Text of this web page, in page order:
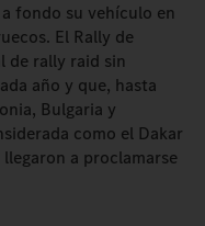
fondo su vehículo en
El Rally de
de rally raid sin
año y que, hasta
Bulgaria y
como el Dakar
a proclamarse